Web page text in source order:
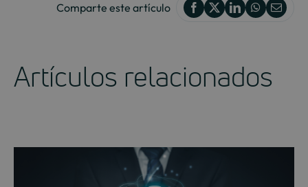
Comparte este artículo
Artículos relacionados